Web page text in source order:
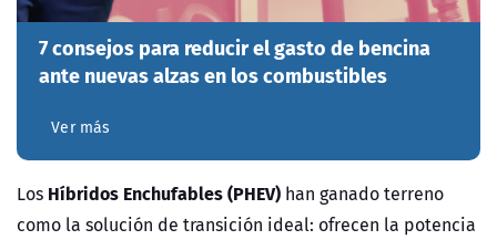
7 consejos para reducir el gasto de bencina
ante nuevas alzas en los combustibles
Ver más
Los Híbridos Enchufables (PHEV) han ganado terreno
como la solución de transición ideal: ofrecen la potencia